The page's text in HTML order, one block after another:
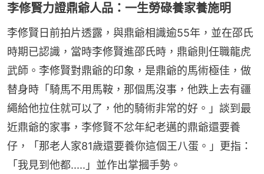
李修賢力證鼎爺人品：一生勞碌養家養施明
李修賢日前拍片透露，與鼎爺相識逾55年，並在邵氏
時期已認識，當時李修賢進邵氏時，鼎爺則任職龍虎
武師。李修賢對鼎爺的印象，是鼎爺的馬術極佳，做
替身時「騎馬不用馬鞍，那個馬沒事，他跌上去有疆
繩給他拉住就可以了，他的騎術非常的好。」談到最
近鼎爺的家事，李修賢不忿年紀老邁的鼎爺還要養
仔，「那老人家81歲還要養你這個王八蛋。」更指：
「我見到他都.....」並作出掌摑手勢。